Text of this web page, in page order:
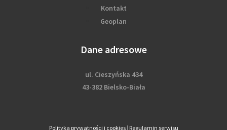
Kontakt
Geoplan
Dane adresowe
ul. Cieszyńska 434
43-382 Bielsko-Biała
Polityka prywatności i cookies| Regulamin serwisu